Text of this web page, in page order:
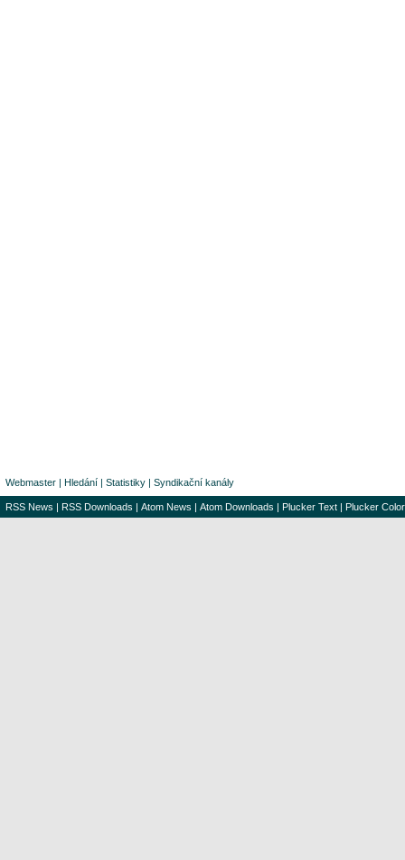
Webmaster | Hledání | Statistiky | Syndikační kanály
RSS News | RSS Downloads | Atom News | Atom Downloads | Plucker Text | Plucker Color